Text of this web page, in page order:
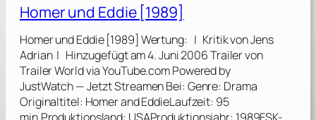
Homer und Eddie [1989]
Homer und Eddie [1989] Wertung: | Kritik von Jens
Adrian | Hinzugefügt am 4. Juni 2006 Trailer von
Trailer World via YouTube.com Powered by
JustWatch — Jetzt Streamen Bei: Genre: Drama
Originaltitel: Homer and EddieLaufzeit: 95